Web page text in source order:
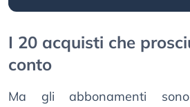
I 20 acquisti che
conto
Ma gli abbonamenti